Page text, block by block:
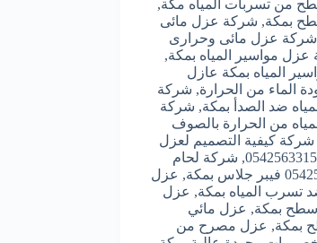
من تسربات المياه مكة,
بمكة, شركة عزل مائى
شركة عزل مائى وحرارى
مواسير المياه بمكة,
المياه بمكة عازل
الماء من الحرارة, شركة
ضد الصدأ بمكة, شركة
من الحرارة بالصوف
شركة كيفية التصميم لعزل
, شركة لحام
, عزل
تسرب المياه بمكة, عزل
بمكة, عزل مائي
بمكة, عزل مصرح من